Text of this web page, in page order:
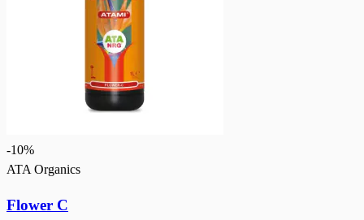
-10%
ATA Organics
Flower C